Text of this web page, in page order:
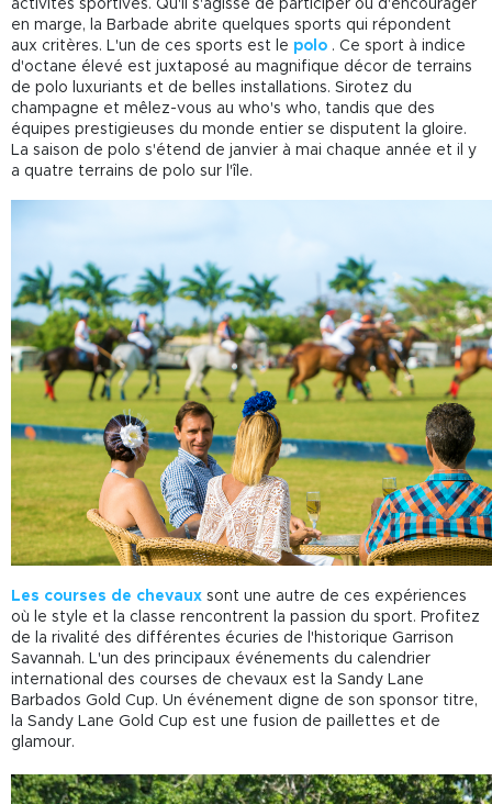
activités sportives. Qu'il s'agisse de participer ou d'encourager
en marge, la Barbade abrite quelques sports qui répondent
aux critères. L'un de ces sports est le polo . Ce sport à indice
d'octane élevé est juxtaposé au magnifique décor de terrains
de polo luxuriants et de belles installations. Sirotez du
champagne et mêlez-vous au who's who, tandis que des
équipes prestigieuses du monde entier se disputent la gloire.
La saison de polo s'étend de janvier à mai chaque année et il y
a quatre terrains de polo sur l'île.
Les courses de chevaux sont une autre de ces expériences
où le style et la classe rencontrent la passion du sport. Profitez
de la rivalité des différentes écuries de l'historique Garrison
Savannah. L'un des principaux événements du calendrier
international des courses de chevaux est la Sandy Lane
Barbados Gold Cup. Un événement digne de son sponsor titre,
la Sandy Lane Gold Cup est une fusion de paillettes et de
glamour.